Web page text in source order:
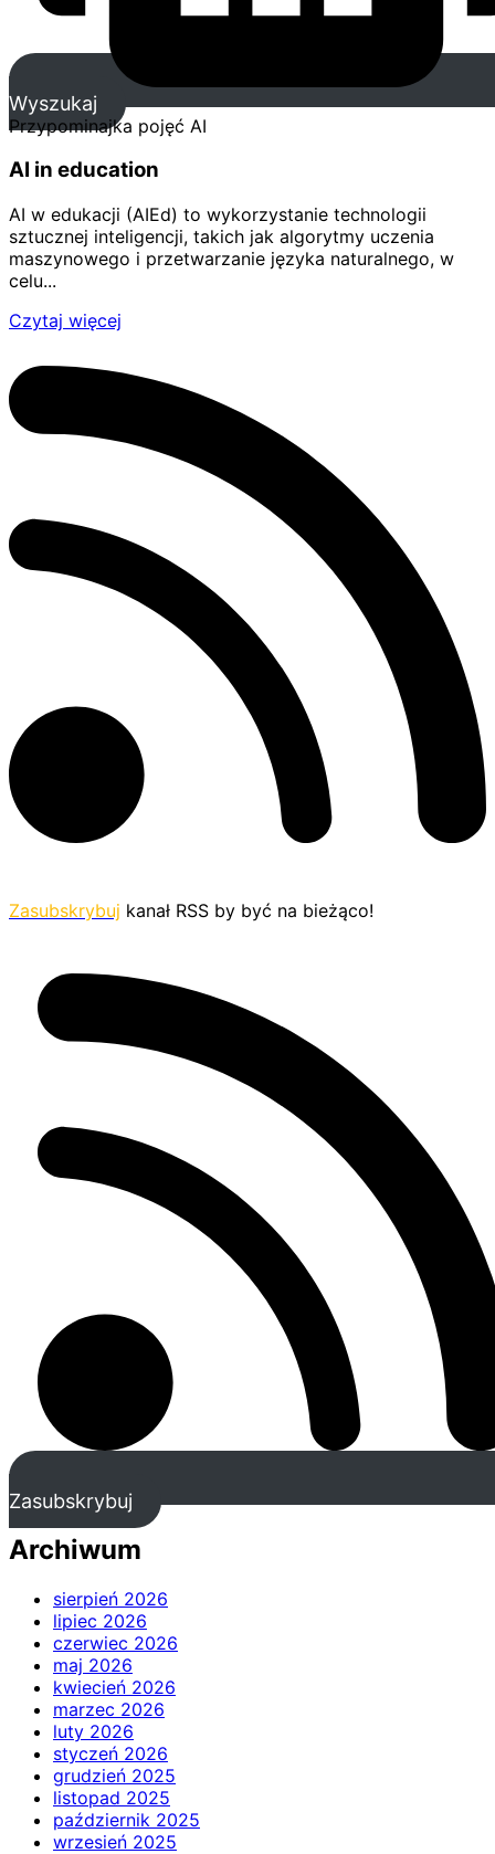
Wyszukaj
Przypominajka pojęć AI
AI in education
AI w edukacji (AIEd) to wykorzystanie technologii
sztucznej inteligencji, takich jak algorytmy uczenia
maszynowego i przetwarzanie języka naturalnego, w
celu...
Czytaj więcej
Zasubskrybuj kanał RSS by być na bieżąco!
Zasubskrybuj
Archiwum
sierpień 2026
lipiec 2026
czerwiec 2026
maj 2026
kwiecień 2026
marzec 2026
luty 2026
styczeń 2026
grudzień 2025
listopad 2025
październik 2025
wrzesień 2025